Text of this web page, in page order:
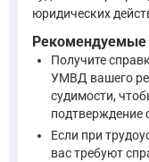
Статья 400 УПК
—Уголовно-
юридических
Рекомендуемые
Получите
УМВД вашего
судимости,
подтверждение
Если при
вас требуют